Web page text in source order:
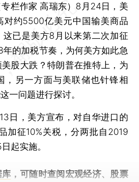
栏作家 高瑞东） 8月24日，美
对约5500亿美元中国输美商品
这已是美方8月以来第二次加征
的加税节奏，为何美方如此急
股大跌？特朗普在推特上，为
，另一方面与美联储也针锋相
一问题进行探讨。
13日，美方宣布，对自华进口的
加征10%关税，分两批自2019
起实施。
库 ，可随时查阅宏观经济、股票